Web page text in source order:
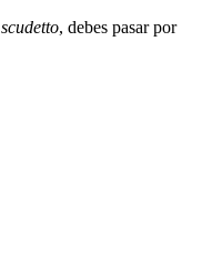
scudetto, debes pasar por